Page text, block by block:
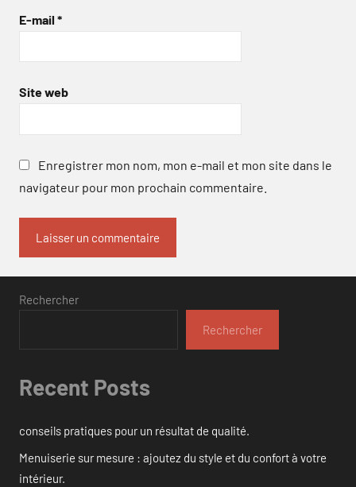
E-mail *
Site web
Enregistrer mon nom, mon e-mail et mon site dans le
navigateur pour mon prochain commentaire.
Rechercher
Rechercher
Recent Posts
conseils pratiques pour un résultat de qualité.
Menuiserie sur mesure : ajoutez du style et du confort à votre
intérieur.